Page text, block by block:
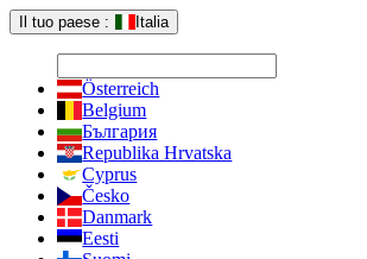
Il tuo paese : Italia
Österreich
Belgium
България
Republika Hrvatska
Cyprus
Česko
Danmark
Eesti